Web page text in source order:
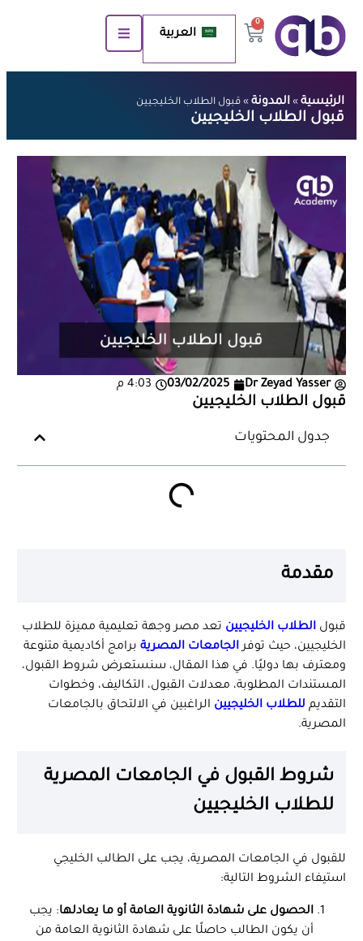
0
العربية
الرئيسية » المدونة » قبول الطلاب الخليجيين
قبول الطلاب الخليجيين
Dr Zeyad Yasser
03/02/2025 4:03 م
قبول الطلاب الخليجيين
جدول المحتويات
مقدمة
قبول الطلاب الخليجيين تعد مصر وجهة تعليمية مميزة للطلاب
الخليجيين، حيث توفرالجامعات المصرية برامج أكاديمية متنوعة
ومعترف بها دوليًا. في هذا المقال، سنستعرض شروط القبول،
المستندات المطلوبة، معدلات القبول، التكاليف، وخطوات
التقديم للطلاب الخليجيين الراغبين في الالتحاق بالجامعات
المصرية.
شروط القبول في الجامعات المصرية
للطلاب الخليجيين
للقبول في الجامعات المصرية، يجب على الطالب الخليجي
استيفاء الشروط التالية:
الحصول على شهادة الثانوية العامة أو ما يعادلها: يجب
أن يكون الطالب حاصلًا على شهادة الثانوية العامة من